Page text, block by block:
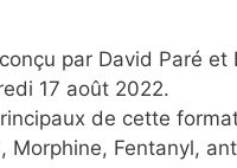
par David Paré et
17 août 2022.
de cette
Morphine, Fentanyl,